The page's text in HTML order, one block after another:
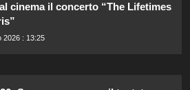
cinema il concerto “The Lifetimes
2026 : 13:25